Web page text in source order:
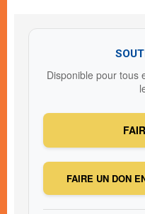
Disponible pour tous
FAIRE UN DON